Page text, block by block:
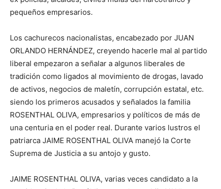
pequeños empresarios.
Los cachurecos nacionalistas, encabezado por JUAN
ORLANDO HERNÁNDEZ, creyendo hacerle mal al partido
liberal empezaron a señalar a algunos liberales de
tradición como ligados al movimiento de drogas, lavado
de activos, negocios de maletín, corrupción estatal, etc.
siendo los primeros acusados y señalados la familia
ROSENTHAL OLIVA, empresarios y políticos de más de
una centuria en el poder real. Durante varios lustros el
patriarca JAIME ROSENTHAL OLIVA manejó la Corte
Suprema de Justicia a su antojo y gusto.
JAIME ROSENTHAL OLIVA, varias veces candidato a la